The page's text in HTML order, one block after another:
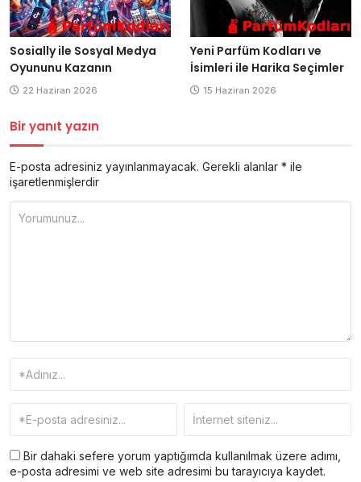
Sosially ile Sosyal Medya
Oyununu Kazanın
22 Haziran 2026
Yeni Parfüm Kodları ve
İsimleri ile Harika Seçimler
15 Haziran 2026
Bir yanıt yazın
E-posta adresiniz yayınlanmayacak. Gerekli alanlar * ile
işaretlenmişlerdir
Bir dahaki sefere yorum yaptığımda kullanılmak üzere adımı,
e-posta adresimi ve web site adresimi bu tarayıcıya kaydet.